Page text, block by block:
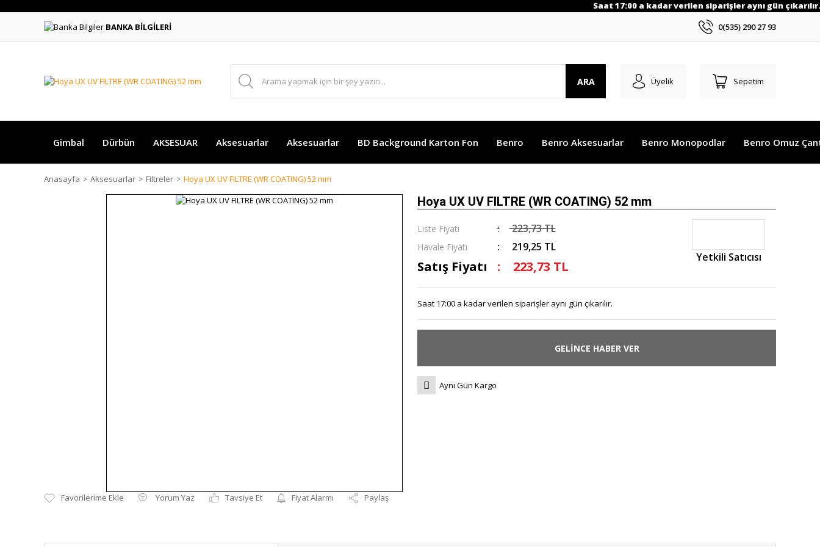
Saat 17:00 a kadar verilen siparişler aynı gün
BANKA BİLGİLERİ
0(535) 290 27 93
ARA Üyelik Sepetim
Gimbal Dürbün AKSESUAR Aksesuarlar Aksesuarlar BD Background Karton Fon Benro Benro Aksesuarlar Benro Monopodlar Benro Omuz
Anasayfa Aksesuarlar Filtreler Hoya UX UV FILTRE (WR COATING) 52 mm
Yorum Yaz Tavsiye Et Fiyat Alarmı Paylaş
Hoya UX UV FILTRE (WR COATING) 52 mm
Liste Fiyatı 223,73 TL
Havale Fiyatı 219,25 TL
Satış Fiyatı 223,73 TL
Yetkili Satıcısı
Saat 17:00 a kadar verilen siparişler aynı gün çıkarılır.
GELİNCE HABER VER
Aynı Gün Kargo